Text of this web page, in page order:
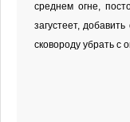
среднем огне,
загустеет,
сковороду убрать с